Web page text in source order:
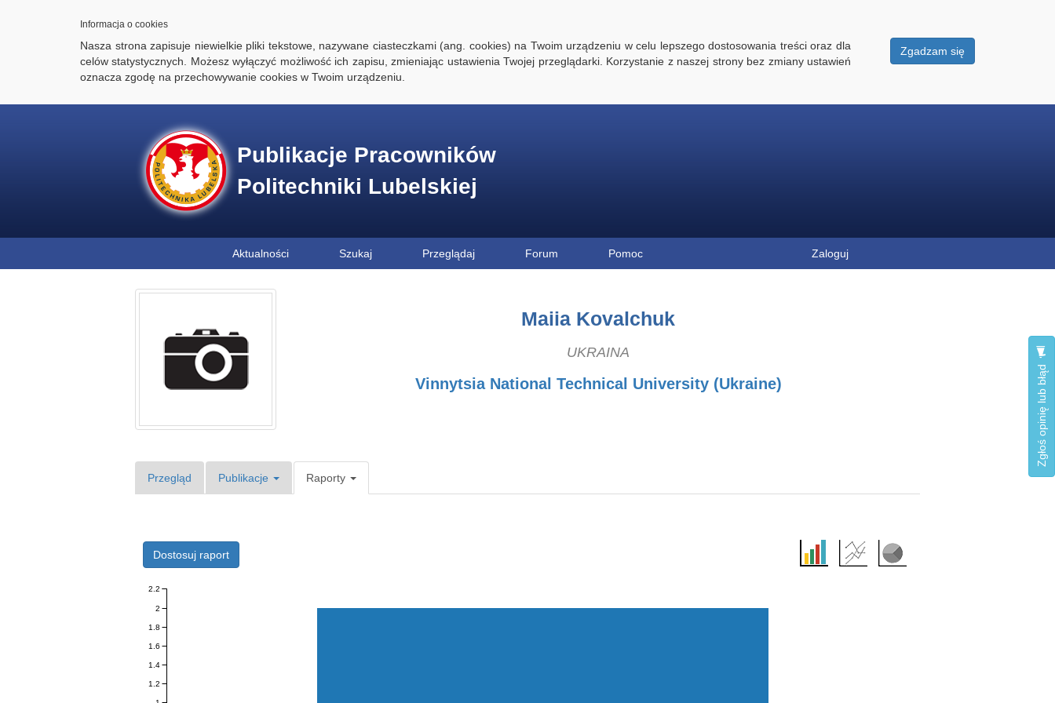
Informacja o cookies
Zgadzam się
Nasza strona zapisuje niewielkie pliki tekstowe, nazywane ciasteczkami (ang. cookies) na Twoim urządzeniu w celu lepszego dostosowania treści oraz dla
celów statystycznych. Możesz wyłączyć możliwość ich zapisu, zmieniając ustawienia Twojej przeglądarki. Korzystanie z naszej strony bez zmiany ustawień
oznacza zgodę na przechowywanie cookies w Twoim urządzeniu.
Publikacje Pracowników
Politechniki Lubelskiej
Aktualności Szukaj Przeglądaj Forum Pomoc Zaloguj
Zgłoś opinię lub błąd
Maiia Kovalchuk
UKRAINA
Vinnytsia National Technical University (Ukraine)
Przegląd Publikacje Raporty
Dostosuj raport
1.2
1.4
1.6
1.8
2
2.2